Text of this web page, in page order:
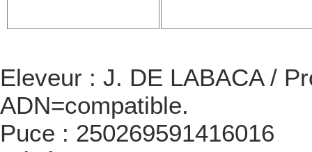
Eleveur : J. DE LABACA /
ADN=compatible.
Puce : 250269591416016